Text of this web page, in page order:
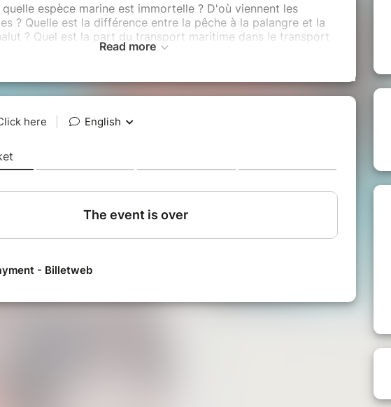
espèce marine est immortelle ? D'où viennent les
? Quelle est la différence entre la pêche à la palangre et la
? Quel est la part du transport maritime dans le transport
d'une meilleure compréhension d’ensemble des enjeux de
d’agir individuellement et collectivement !
nombreuses ressources, mais aussi les impacts de nos
nos gestes du quotidien n'auront plus de secret pour vous...
Vitoux et inspiré de "La Fresque du Climat", cet atelier
tous, citoyens, collectivités, entreprises ou écoles, et vous
une exploration sous-marine collective.
Read more